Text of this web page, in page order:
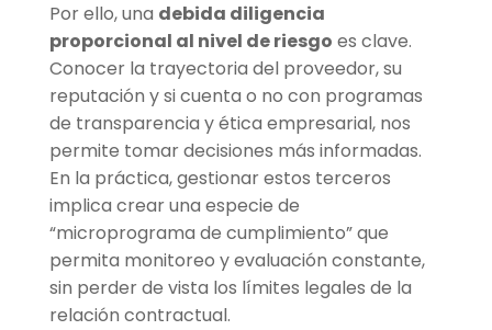
Por ello, una debida diligencia
proporcional al nivel de riesgo es clave.
Conocer la trayectoria del proveedor, su
reputación y si cuenta o no con programas
de transparencia y ética empresarial, nos
permite tomar decisiones más informadas.
En la práctica, gestionar estos terceros
implica crear una especie de
“microprograma de cumplimiento” que
permita monitoreo y evaluación constante,
sin perder de vista los límites legales de la
relación contractual.